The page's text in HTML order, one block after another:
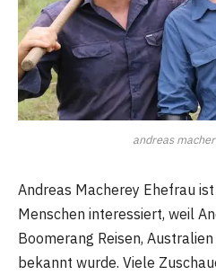
andreas
Andreas Macherey Ehefrau
Menschen interessiert, weil
Boomerang Reisen,
bekannt wurde. Viele